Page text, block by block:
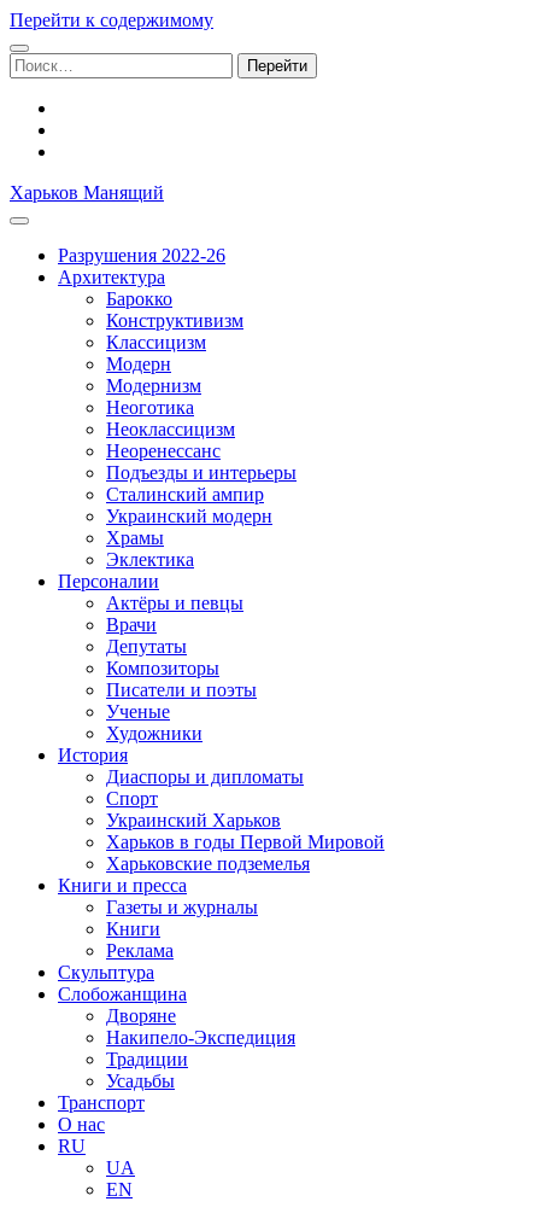
Перейти к содержимому
Поиск:
Харьков Манящий
Разрушения 2022-26
Архитектура
Барокко
Конструктивизм
Классицизм
Модерн
Модернизм
Неоготика
Неоклассицизм
Неоренессанс
Подъезды и интерьеры
Сталинский ампир
Украинский модерн
Храмы
Эклектика
Персоналии
Актёры и певцы
Врачи
Депутаты
Композиторы
Писатели и поэты
Ученые
Художники
История
Диаспоры и дипломаты
Спорт
Украинский Харьков
Харьков в годы Первой Мировой
Харьковские подземелья
Книги и пресса
Газеты и журналы
Книги
Реклама
Скульптура
Слобожанщина
Дворяне
Накипело-Экспедиция
Традиции
Усадьбы
Транспорт
О нас
RU
UA
EN